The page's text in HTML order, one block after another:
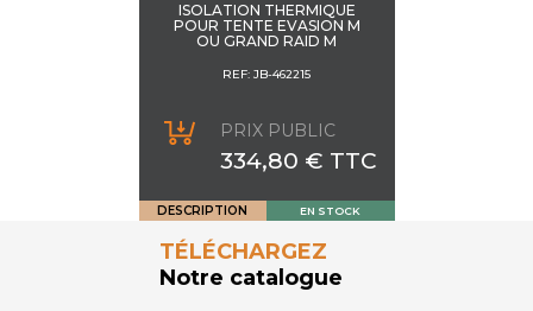
ISOLATION THERMIQUE
POUR TENTE EVASION M
OU GRAND RAID M
REF: JB-462215
PRIX PUBLIC
334,80 € TTC
DESCRIPTION EN STOCK
TÉLÉCHARGEZ
Notre catalogue